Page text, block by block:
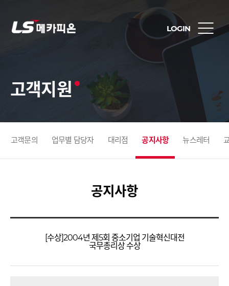
LOGIN
고객지원
고객문의 업무별 담당자 대리점 공지사항 뉴스레터
공지사항
[수상]2004년 제5회 중소기업 기술혁신대전
국무총리상 수상